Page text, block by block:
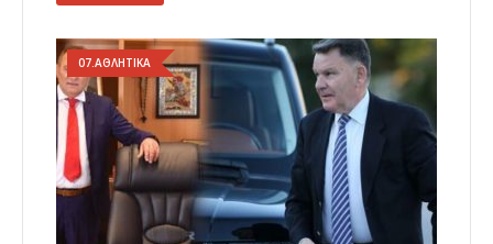
07.ΑΘΛΗΤΙΚΑ